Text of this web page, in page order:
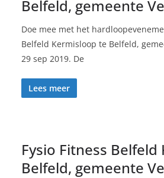
Belfeld, gemeente
Doe mee met het
Belfeld Kermisloop te Belfeld,
29 sep 2019. De
Lees meer
Fysio Fitness
Belfeld, gemeente